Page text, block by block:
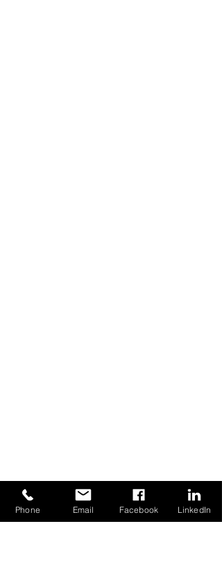
CONTATTAMI
Phone Email Facebook LinkedIn